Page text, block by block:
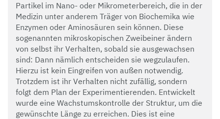
Partikel im Nano- oder Mikrometerbereich, die in der
Medizin unter anderem Träger von Biochemika wie
Enzymen oder Aminosäuren sein können. Diese
sogenannten mikroskopischen Zweibeiner ändern
von selbst ihr Verhalten, sobald sie ausgewachsen
sind: Dann nämlich entscheiden sie wegzulaufen.
Hierzu ist kein Eingreifen von außen notwendig.
Trotzdem ist ihr Verhalten nicht zufällig, sondern
folgt dem Plan der Experimentierenden. Entwickelt
wurde eine Wachstumskontrolle der Struktur, um die
gewünschte Länge zu erreichen. Dies ist eine